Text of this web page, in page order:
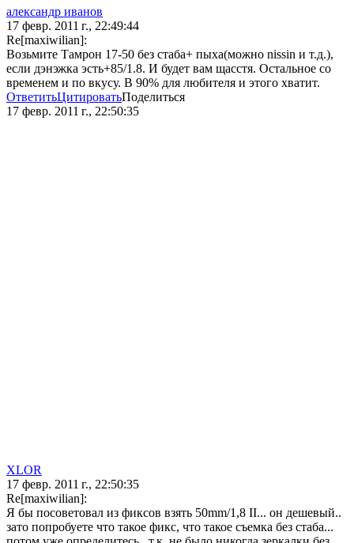
александр иванов
17 февр. 2011 г., 22:49:44
Re[maxiwilian]:
Возьмите Тамрон 17-50 без стаба+ пыха(можно nissin и т.д.),
если дэнэжка эсть+85/1.8. И будет вам щасстя. Остальное со
временем и по вкусу. В 90% для любителя и этого хватит.
ОтветитьЦитироватьПоделиться
17 февр. 2011 г., 22:50:35
XLOR
17 февр. 2011 г., 22:50:35
Re[maxiwilian]:
Я бы посоветовал из фиксов взять 50mm/1,8 II... он дешевый..
зато попробуете что такое фикс, что такое съемка без стаба...